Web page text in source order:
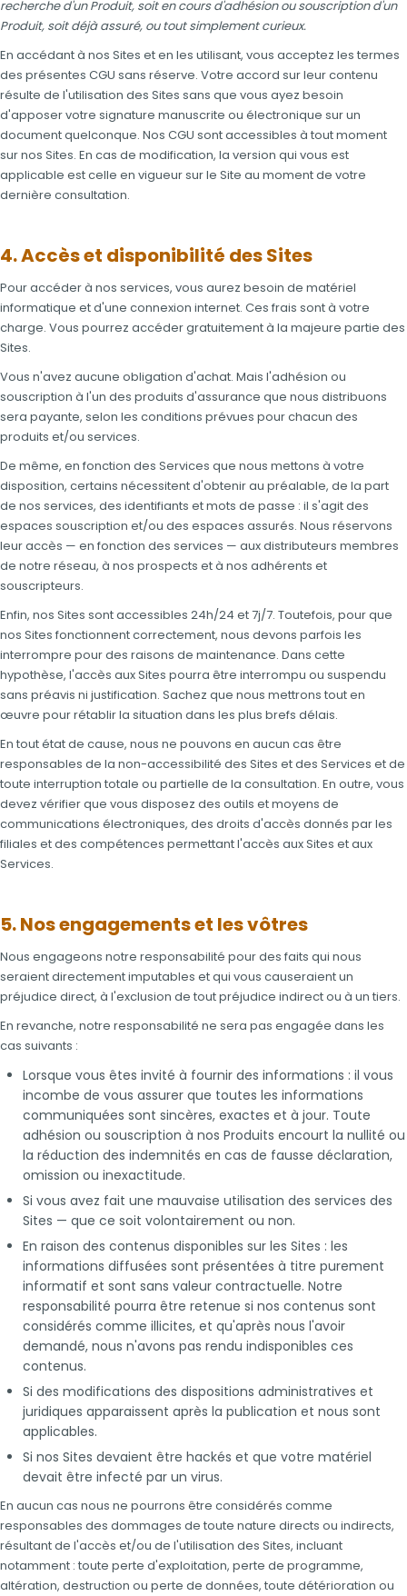
recherche d'un Produit, soit en cours d'adhésion ou souscription d'un
Produit, soit déjà assuré, ou tout simplement curieux.
En accédant à nos Sites et en les utilisant, vous acceptez les termes
des présentes CGU sans réserve. Votre accord sur leur contenu
résulte de l'utilisation des Sites sans que vous ayez besoin
d'apposer votre signature manuscrite ou électronique sur un
document quelconque. Nos CGU sont accessibles à tout moment
sur nos Sites. En cas de modification, la version qui vous est
applicable est celle en vigueur sur le Site au moment de votre
dernière consultation.
4. Accès et disponibilité des Sites
Pour accéder à nos services, vous aurez besoin de matériel
informatique et d'une connexion internet. Ces frais sont à votre
charge. Vous pourrez accéder gratuitement à la majeure partie des
Sites.
Vous n'avez aucune obligation d'achat. Mais l'adhésion ou
souscription à l'un des produits d'assurance que nous distribuons
sera payante, selon les conditions prévues pour chacun des
produits et/ou services.
De même, en fonction des Services que nous mettons à votre
disposition, certains nécessitent d'obtenir au préalable, de la part
de nos services, des identifiants et mots de passe : il s'agit des
espaces souscription et/ou des espaces assurés. Nous réservons
leur accès — en fonction des services — aux distributeurs membres
de notre réseau, à nos prospects et à nos adhérents et
souscripteurs.
Enfin, nos Sites sont accessibles 24h/24 et 7j/7. Toutefois, pour que
nos Sites fonctionnent correctement, nous devons parfois les
interrompre pour des raisons de maintenance. Dans cette
hypothèse, l'accès aux Sites pourra être interrompu ou suspendu
sans préavis ni justification. Sachez que nous mettrons tout en
œuvre pour rétablir la situation dans les plus brefs délais.
En tout état de cause, nous ne pouvons en aucun cas être
responsables de la non-accessibilité des Sites et des Services et de
toute interruption totale ou partielle de la consultation. En outre, vous
devez vérifier que vous disposez des outils et moyens de
communications électroniques, des droits d'accès donnés par les
filiales et des compétences permettant l'accès aux Sites et aux
Services.
5. Nos engagements et les vôtres
Nous engageons notre responsabilité pour des faits qui nous
seraient directement imputables et qui vous causeraient un
préjudice direct, à l'exclusion de tout préjudice indirect ou à un tiers.
En revanche, notre responsabilité ne sera pas engagée dans les
cas suivants :
Lorsque vous êtes invité à fournir des informations : il vous
incombe de vous assurer que toutes les informations
communiquées sont sincères, exactes et à jour. Toute
adhésion ou souscription à nos Produits encourt la nullité ou
la réduction des indemnités en cas de fausse déclaration,
omission ou inexactitude.
Si vous avez fait une mauvaise utilisation des services des
Sites — que ce soit volontairement ou non.
En raison des contenus disponibles sur les Sites : les
informations diffusées sont présentées à titre purement
informatif et sont sans valeur contractuelle. Notre
responsabilité pourra être retenue si nos contenus sont
considérés comme illicites, et qu'après nous l'avoir
demandé, nous n'avons pas rendu indisponibles ces
contenus.
Si des modifications des dispositions administratives et
juridiques apparaissent après la publication et nous sont
applicables.
Si nos Sites devaient être hackés et que votre matériel
devait être infecté par un virus.
En aucun cas nous ne pourrons être considérés comme
responsables des dommages de toute nature directs ou indirects,
résultant de l'accès et/ou de l'utilisation des Sites, incluant
notamment : toute perte d'exploitation, perte de programme,
altération, destruction ou perte de données, toute détérioration ou